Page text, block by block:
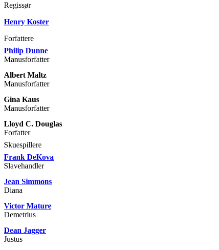
Regissør
Henry Koster
Forfattere
Philip Dunne
Manusforfatter
Albert Maltz
Manusforfatter
Gina Kaus
Manusforfatter
Lloyd C. Douglas
Forfatter
Skuespillere
Frank DeKova
Slavehandler
Jean Simmons
Diana
Victor Mature
Demetrius
Dean Jagger
Justus